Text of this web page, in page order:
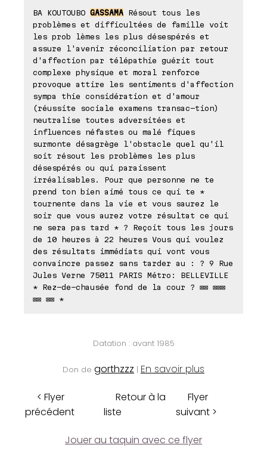
BA KOUTOUBO GASSAMA Résout tous les
problèmes et difficultées de famille voit
les prob lèmes les plus désespérés et
assure l'avenir réconciliation par retour
d'affection par télépathie guérit tout
complexe physique et moral renforce
provoque attire les sentiments d'affection
sympa thie considération et d'amour
(réussite sociale examens transac-tion)
neutralise toutes adversitées et
influences néfastes ou malé fiques
surmonte désagrège l'obstacle quel qu'il
soit résout les problèmes les plus
désespérés ou qui paraissent
irréalisables. Pour que personne ne te
prend ton bien aimé tous ce qui te *
tournente dans la vie et vous saurez le
soir que vous aurez votre résultat ce qui
ne sera pas tard * ? Reçoit tous les jours
de 10 heures à 22 heures Vous qui voulez
des résultats immédiats qui vont vous
convaincre passez sans tarder au : ? 9 Rue
Jules Verne 75011 PARIS Métro: BELLEVILLE
* Rez-de-chausée fond de la cour ? ⊠⊠ ⊠⊠⊠
⊠⊠ ⊠⊠ *
Datation : avant 1985
Don de gorthzzz | En savoir plus
< Flyer
précédent
Retour à la
liste
Flyer
suivant >
Jouer au taquin avec ce flyer